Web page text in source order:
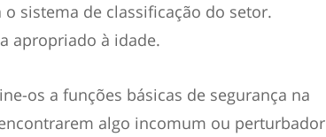
sistema de classificação do setor.
apropriado à idade.
os a funções básicas de segurança na
algo incomum ou perturbador